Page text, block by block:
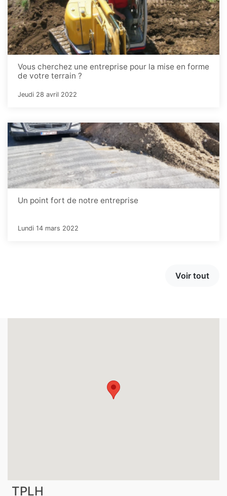
Vous cherchez une entreprise pour la mise en forme
de votre terrain ?
Jeudi 28 avril 2022
Un point fort de notre entreprise
Lundi 14 mars 2022
Voir tout
TPLH